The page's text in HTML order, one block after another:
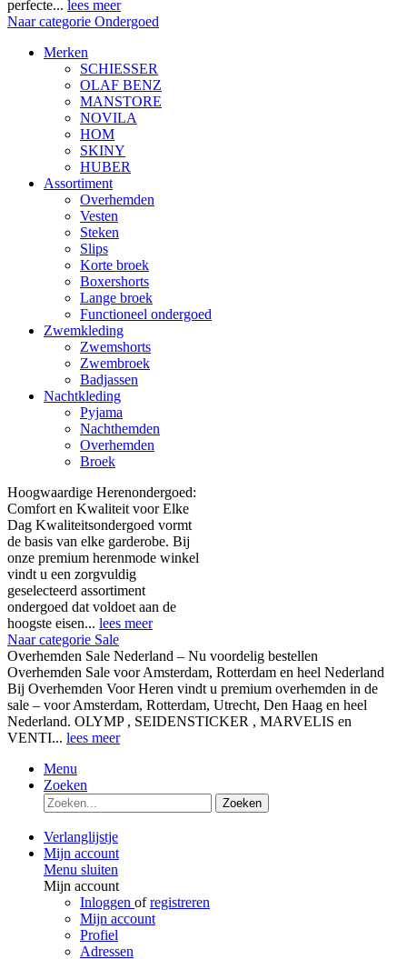
perfecte... lees meer
Naar categorie Ondergoed
Merken
SCHIESSER
OLAF BENZ
MANSTORE
NOVILA
HOM
SKINY
HUBER
Assortiment
Overhemden
Vesten
Steken
Slips
Korte broek
Boxershorts
Lange broek
Functioneel ondergoed
Zwemkleding
Zwemshorts
Zwembroek
Badjassen
Nachtkleding
Pyjama
Nachthemden
Overhemden
Broek
Hoogwaardige Herenondergoed:
Comfort en Kwaliteit voor Elke
Dag Kwaliteitsondergoed vormt
de basis van elke garderobe. Bij
onze premium herenmode winkel
vindt u een zorgvuldig
geselecteerd assortiment
ondergoed dat voldoet aan de
hoogste eisen... lees meer
Naar categorie Sale
Overhemden Sale Nederland – Nu voordelig bestellen
Overhemden Sale voor Amsterdam, Rotterdam en heel Nederland
Bij Overhemden Voor Heren vindt u premium overhemden in de
sale – voor Amsterdam, Rotterdam, Utrecht, Den Haag en heel
Nederland. OLYMP , SEIDENSTICKER , MARVELIS en
VENTI... lees meer
Menu
Zoeken
Zoeken
Verlanglijstje
Mijn account
Menu sluiten
Mijn account
Inloggen ofregistreren
Mijn account
Profiel
Adressen